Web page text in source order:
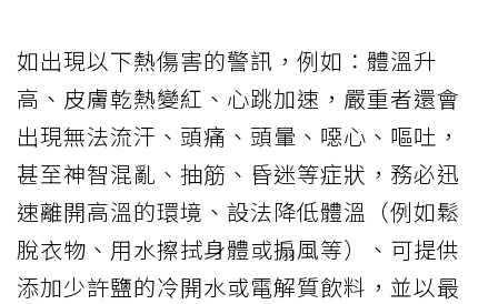
如出現以下熱傷害的警訊，例如：體溫升
高、皮膚乾熱變紅、心跳加速，嚴重者還會
出現無法流汗、頭痛、頭暈、噁心、嘔吐，
甚至神智混亂、抽筋、昏迷等症狀，務必迅
速離開高溫的環境、設法降低體溫（例如鬆
脫衣物、用水擦拭身體或搧風等）、可提供
添加少許鹽的冷開水或電解質飲料，並以最